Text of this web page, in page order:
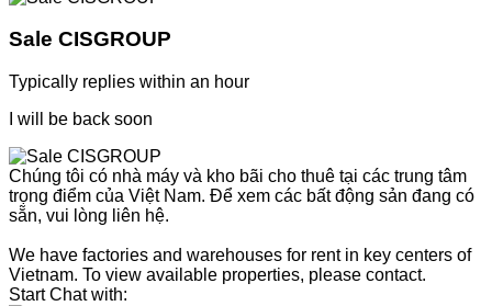
Sale CISGROUP
Typically replies within an hour
I will be back soon
Chúng tôi có nhà máy và kho bãi cho thuê tại các trung tâm
trọng điểm của Việt Nam. Để xem các bất động sản đang có
sẵn, vui lòng liên hệ.
We have factories and warehouses for rent in key centers of
Vietnam. To view available properties, please contact.
Start Chat with: